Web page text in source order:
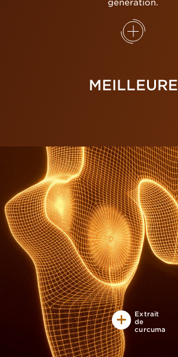
génération.
MEILLEURE
Extrait
de
curcuma